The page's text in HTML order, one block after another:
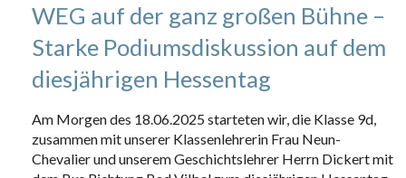
WEG auf der ganz großen Bühne –
Starke Podiumsdiskussion auf dem
diesjährigen Hessentag
Am Morgen des 18.06.2025 starteten wir, die Klasse 9d,
zusammen mit unserer Klassenlehrerin Frau Neun-
Chevalier und unserem Geschichtslehrer Herrn Dickert mit